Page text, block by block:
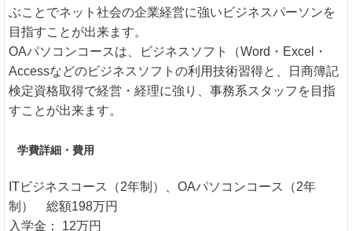
ぶことでネット社会の企業経営に強いビジネスパーソンを
目指すことが出来ます。
OAパソコンコースは、ビジネスソフト（Word・Excel・
Accessなどのビジネスソフトの利用技術習得と、日商簿記
検定資格取得で経営・経理に強り、事務系スタッフを目指
すことが出来ます。
学費詳細・費用
ITビジネスコース（2年制）、OAパソコンコース（2年
制） 総額198万円
入学金： 12万円